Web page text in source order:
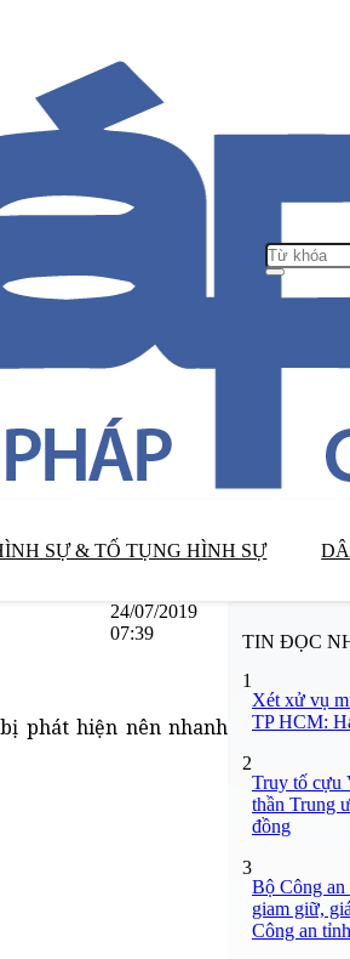
SỰ & TỐ TỤNG HÌNH SỰ
24/07/2019
07:39
phát hiện nên nhanh
TIN ĐỌC
1
Xét xử vụ
TP HCM:
2
Truy tố cựu
thần Trung
đồng
3
Bộ Công an
giam giữ,
Công an